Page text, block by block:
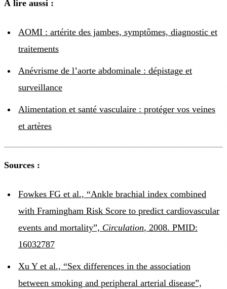
À lire aussi :
AOMI : artérite des jambes, symptômes, diagnostic et
traitements
Anévrisme de l’aorte abdominale : dépistage et
surveillance
Alimentation et santé vasculaire : protéger vos veines
et artères
Sources :
Fowkes FG et al., “Ankle brachial index combined
with Framingham Risk Score to predict cardiovascular
events and mortality”, Circulation, 2008. PMID:
16032787
Xu Y et al., “Sex differences in the association
between smoking and peripheral arterial disease”,